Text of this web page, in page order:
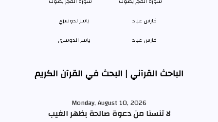
فارس عباد ياسر الدوسري
الباحث القرآني | البحث في القرآن الكريم
Monday, August 10, 2026
لا تنسنا من دعوة صالحة بظهر الغيب